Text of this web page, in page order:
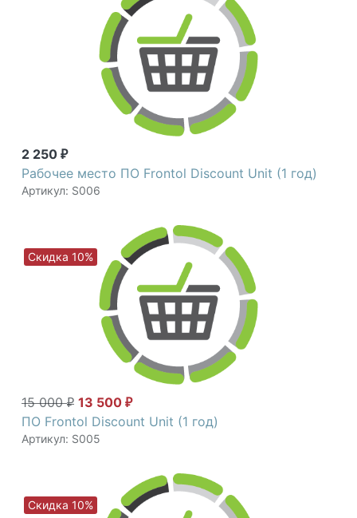
2 250 ₽
Рабочее место ПО Frontol Discount Unit (1 год)
Артикул: S006
15 000₽ 13 500 ₽
ПО Frontol Discount Unit (1 год)
Артикул: S005
Скидка 10%
Скидка 10%